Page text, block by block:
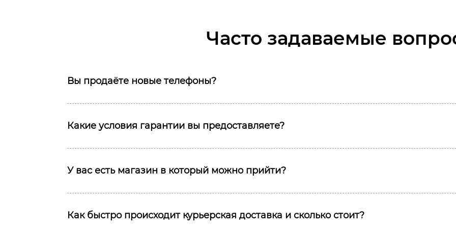
Часто задаваемые
Вы продаёте новые телефоны?
Какие условия гарантии вы предоставляете?
У вас есть магазин в который можно прийти?
Как быстро происходит курьерская доставка и сколько стоит?